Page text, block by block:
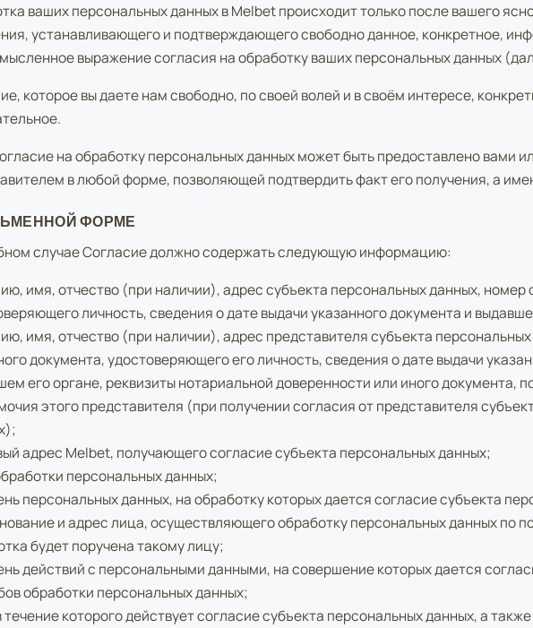
ваших персональных данных в Melbet происходит только после вашего
устанавливающего и подтверждающего свободно данное, конкретное,
выражение согласия на обработку ваших персональных данных
которое вы даете нам свободно, по своей волей и в своём интересе,
на обработку персональных данных может быть предоставлено вами
в любой форме, позволяющей подтвердить факт его получения, а
ФОРМЕ
случае Согласие должно содержать следующую информацию:
имя, отчество (при наличии), адрес субъекта персональных данных, номер
личность, сведения о дате выдачи указанного документа и
имя, отчество (при наличии), адрес представителя субъекта
документа, удостоверяющего его личность, сведения о дате выдачи
его органе, реквизиты нотариальной доверенности или иного документа,
этого представителя (при получении согласия от представителя
адрес Melbet, получающего согласие субъекта персональных данных;
персональных данных;
персональных данных, на обработку которых дается согласие субъекта
и адрес лица, осуществляющего обработку персональных данных по
будет поручена такому лицу;
действий с персональными данными, на совершение которых дается
обработки персональных данных;
течение которого действует согласие субъекта персональных данных, а